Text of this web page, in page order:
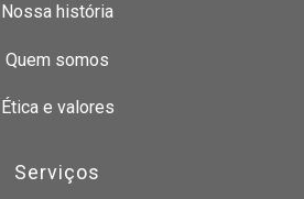
Nossa história
Quem somos
Ética e valores
Serviços